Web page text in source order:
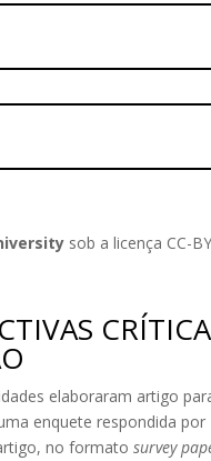
sob a licença CC-
elaboraram artigo
enquete respondida por
no formato survey